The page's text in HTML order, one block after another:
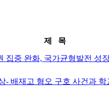
제 목
집중 완화, 국가균형발전 성
- 배재고 혐오 구호 사건과